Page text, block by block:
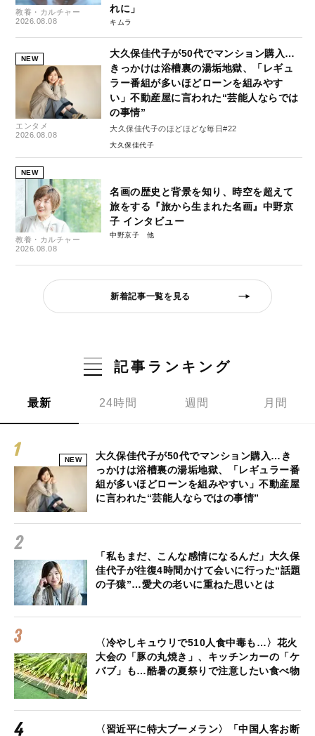
教養・カルチャー
2026.08.08
れに」
キムラ
NEW
エンタメ
2026.08.08
大久保佳代子が50代でマンション購入…
きっかけは浴槽裏の湯垢地獄、「レギュ
ラー番組が多いほどローンを組みやす
い」不動産屋に言われた“芸能人ならでは
の事情”
大久保佳代子のほどほどな毎日#22
大久保佳代子
NEW
教養・カルチャー
2026.08.08
名画の歴史と背景を知り、時空を超えて
旅をする『旅から生まれた名画』中野京
子 インタビュー
中野京子
新着記事一覧を見る
記事ランキング
最新 24時間 週間 月間
NEW
大久保佳代子が50代でマンション購入…き
っかけは浴槽裏の湯垢地獄、「レギュラー番
組が多いほどローンを組みやすい」不動産屋
に言われた“芸能人ならではの事情”
「私もまだ、こんな感情になるんだ」大久保
佳代子が往復4時間かけて会いに行った“話題
の子猿”…愛犬の老いに重ねた思いとは
〈冷やしキュウリで510人食中毒も…〉花火
大会の「豚の丸焼き」、キッチンカーの「ケ
バブ」も…酷暑の夏祭りで注意したい食べ物
〈習近平に特大ブーメラン〉「中国人客お断